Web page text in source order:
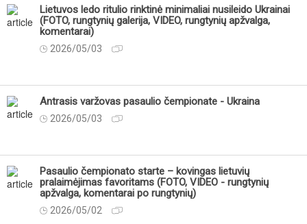
Lietuvos ledo ritulio rinktinė minimaliai nusileido Ukrainai
(FOTO, rungtynių galerija, VIDEO, rungtynių apžvalga,
komentarai)
2026/05/03
Antrasis varžovas pasaulio čempionate - Ukraina
2026/05/03
Pasaulio čempionato starte – kovingas lietuvių
pralaimėjimas favoritams (FOTO, VIDEO - rungtynių
apžvalga, komentarai po rungtynių)
2026/05/02